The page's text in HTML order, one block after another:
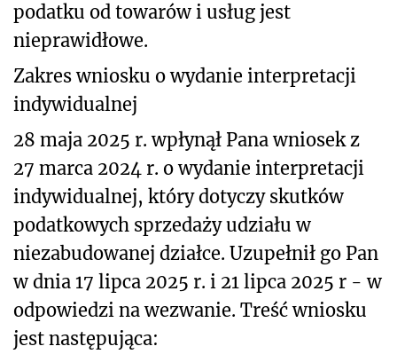
podatku od towarów i usług jest
nieprawidłowe.
Zakres wniosku o wydanie interpretacji
indywidualnej
28 maja 2025 r. wpłynął Pana wniosek z
27 marca 2024 r. o wydanie interpretacji
indywidualnej, który dotyczy skutków
podatkowych sprzedaży udziału w
niezabudowanej działce. Uzupełnił go Pan
w dnia 17 lipca 2025 r. i 21 lipca 2025 r - w
odpowiedzi na wezwanie. Treść wniosku
jest następująca: